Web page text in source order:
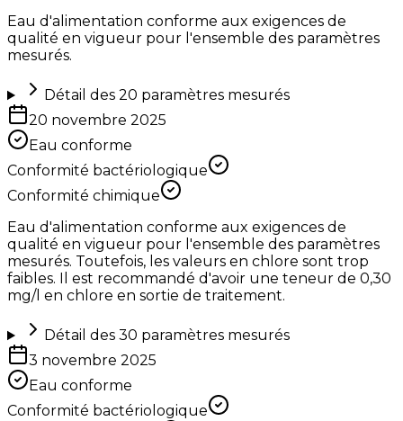
Eau d'alimentation conforme aux exigences de
qualité en vigueur pour l'ensemble des paramètres
mesurés.
Détail des 20 paramètres mesurés
20 novembre 2025
Eau conforme
Conformité bactériologique
Conformité chimique
Eau d'alimentation conforme aux exigences de
qualité en vigueur pour l'ensemble des paramètres
mesurés. Toutefois, les valeurs en chlore sont trop
faibles. Il est recommandé d'avoir une teneur de 0,30
mg/l en chlore en sortie de traitement.
Détail des 30 paramètres mesurés
3 novembre 2025
Eau conforme
Conformité bactériologique